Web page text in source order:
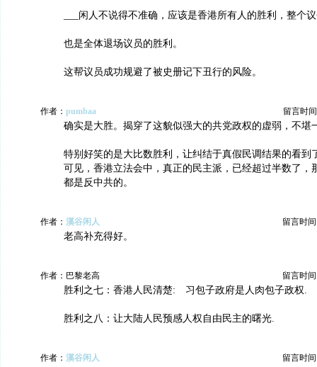
___闲人不说得不准确，应该是香港所有人的胜利，整个
也是全体退场议员的胜利。
这帮议员成功规避了被史册记下丑行的风险。
作者： pumbaa 留言时
确实是大胜。揭穿了这貌似强大的共党政权的虚弱，不堪
特别好笑的是大比数胜利，让纠结于真假民调结果的看到
可见，香港立法会中，真正的民主派，已经超过半数了，
都是反中共的。
作者： 溪谷闲人 留言时间
老高补充得好。
作者：巴黎老高 留言时间
胜利之七：香港人民清楚: 习包子政府是人肉包子政权.
胜利之八：让大陆人民预感人权自由民主的曙光.
作者： 溪谷闲人 留言时间